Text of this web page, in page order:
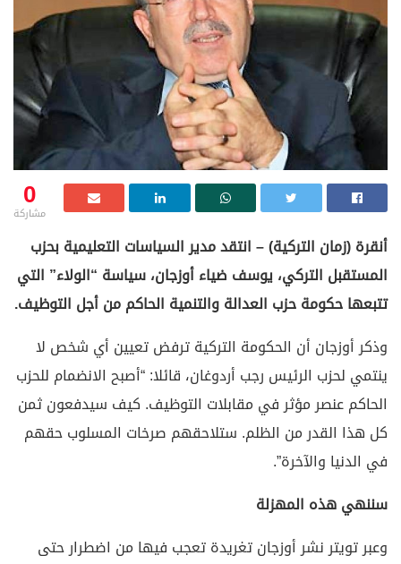
0
مشاركة
أنقرة (زمان التركية) – انتقد مدير السياسات التعليمية بحزب
المستقبل التركي، يوسف ضياء أوزجان، سياسة “الولاء” التي
تتبعها حكومة حزب العدالة والتنمية الحاكم من أجل التوظيف.
وذكر أوزجان أن الحكومة التركية ترفض تعيين أي شخص لا
ينتمي لحزب الرئيس رجب أردوغان، قائلا: “أصبح الانضمام للحزب
الحاكم عنصر مؤثر في مقابلات التوظيف. كيف سيدفعون ثمن
كل هذا القدر من الظلم. ستلاحقهم صرخات المسلوب حقهم
في الدنيا والآخرة”.
سننهي هذه المهزلة
وعبر تويتر نشر أوزجان تغريدة تعجب فيها من اضطرار حتى